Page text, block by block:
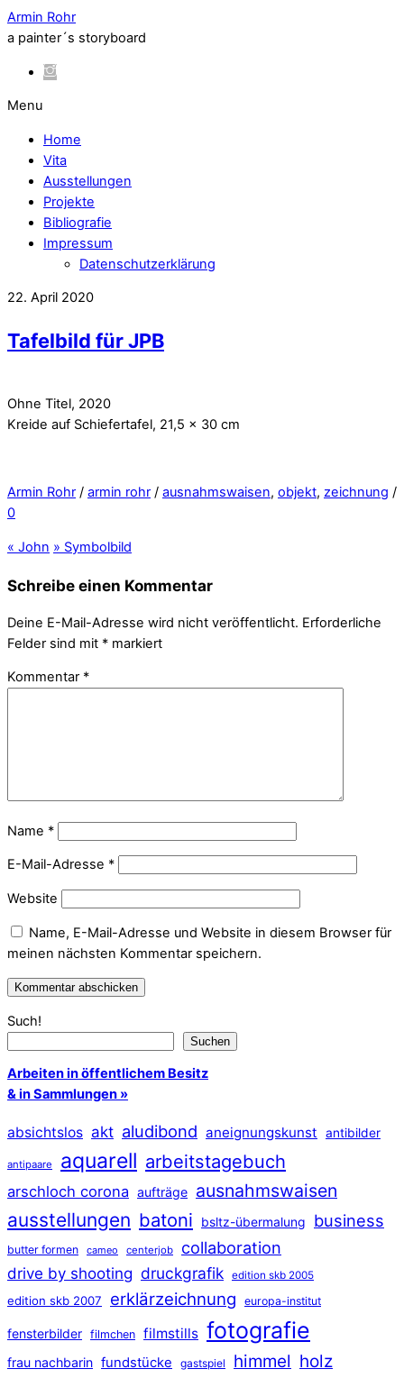
Armin Rohr
a painter´s storyboard
Menu
Home
Vita
Ausstellungen
Projekte
Bibliografie
Impressum
Datenschutzerklärung
22. April 2020
Tafelbild für JPB
Ohne Titel, 2020
Kreide auf Schiefertafel, 21,5 x 30 cm
Armin Rohr / armin rohr / ausnahmswaisen, objekt, zeichnung /
0
« John » Symbolbild
Schreibe einen Kommentar
Deine E-Mail-Adresse wird nicht veröffentlicht. Erforderliche
Felder sind mit * markiert
Kommentar *
Name *
E-Mail-Adresse *
Website
Name, E-Mail-Adresse und Website in diesem Browser für
meinen nächsten Kommentar speichern.
Such!
Suchen
Arbeiten in öffentlichem Besitz
& in Sammlungen »
absichtslos akt aludibond aneignungskunst antibilder
antipaare aquarell arbeitstagebuch
arschloch corona aufträge ausnahmswaisen
ausstellungen batoni bsltz-übermalung business
butter formen cameo centerjob collaboration
drive by shooting druckgrafik edition skb 2005
edition skb 2007 erklärzeichnung europa-institut
fensterbilder filmchen filmstills fotografie
frau nachbarin fundstücke gastspiel himmel holz